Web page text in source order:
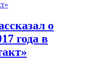
о
года в